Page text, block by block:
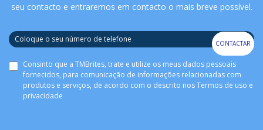
seu contacto e entraremos em contacto o mais breve possível.
Consinto que a TMBrites, trate e utilize os meus dados pessoais
fornecidos, para comunicação de informações relacionadas com
produtos e serviços, de acordo com o descrito nosTermos de uso e
privacidade
CONTACTAR